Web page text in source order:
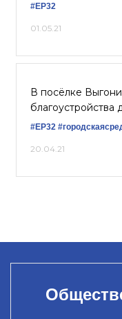
#ЕР32
01.05.21
В посёлке
благоустройства
#ЕР32
20.04.21